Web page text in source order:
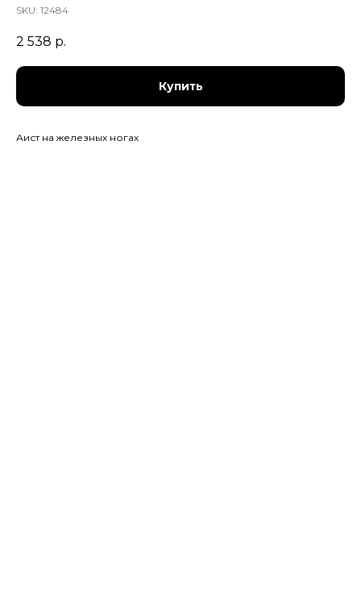
SKU: 12484
2 538 р.
Купить
Аист на железных ногах